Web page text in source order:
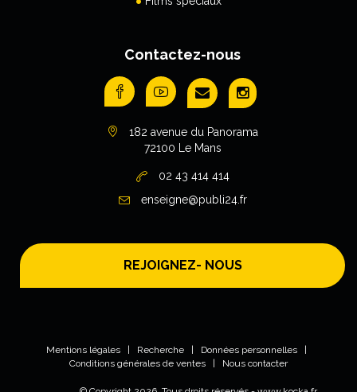
Contactez-nous
182 avenue du Panorama
72100 Le Mans
02 43 414 414
enseigne@publi24.fr
REJOIGNEZ- NOUS
Mentions légales| Recherche| Données personnelles|
Conditions générales de ventes | Nous contacter